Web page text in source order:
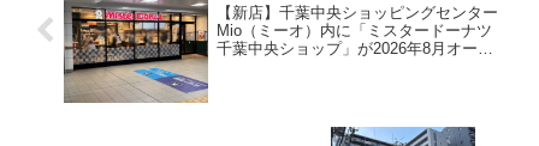
【新店】千葉中央ショッピングセンター
Mio（ミーオ）内に「ミスタードーナツ
千葉中央ショップ」が2026年8月オープ